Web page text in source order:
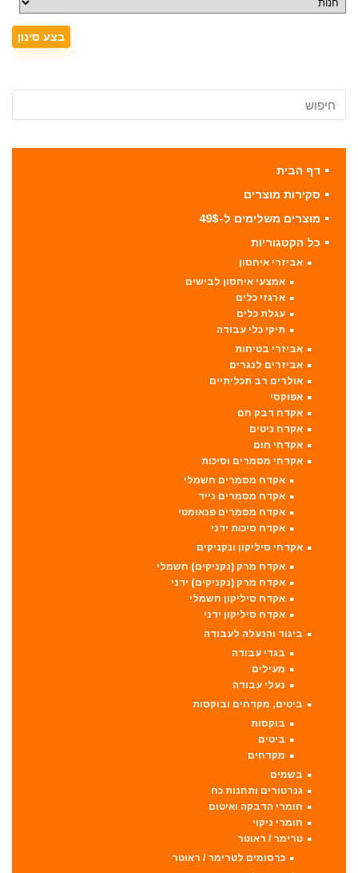
דף הבית
סקירות מוצרים
מוצרים משלימים ל-49$
כל הקטגוריות
אביזרי איחסון
אמצעי איחסון לבישים
ארגזי כלים
עגלת כלים
תיקי כלי עבודה
אביזרי בטיחות
אביזרים לנגרים
אולרים רב תכליתיים
אפוקסי
אקדח דבק חם
אקדח ניטים
אקדחי חום
אקדחי מסמרים וסיכות
אקדח מסמרים חשמלי
אקדח מסמרים נייד
אקדח מסמרים פנאומטי
אקדח סיכות ידני
אקדחי סיליקון ונקניקים
אקדח מרק (נקניקים) חשמלי
אקדח מרק (נקניקים) ידני
אקדח סיליקון חשמלי
אקדח סיליקון ידני
ביגוד והנעלה לעבודה
בגדי עבודה
מעילים
נעלי עבודה
ביטים, מקדחים ובוקסות
בוקסות
ביטים
מקדחים
בשמים
גנרטורים ותחנות כח
חומרי הדבקה ואיטום
חומרי ניקוי
טרימר / ראוטר
כרסומים לטרימר / ראוטר